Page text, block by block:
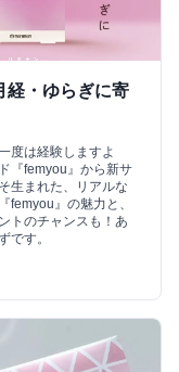
経・ゆらぎに寄
度は経験しますよ
『femyou』から新サ
生まれた、リアルな
femyou』の魅力と、
トのチャンスも！あ
です。